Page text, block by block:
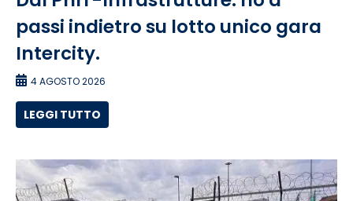
passi indietro su lotto unico gara
Intercity.
4 AGOSTO 2026
LEGGI TUTTO